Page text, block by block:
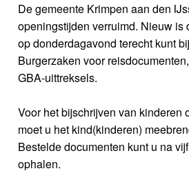
De gemeente Krimpen aan den
openingstijden verruimd. Nieuw is
op donderdagavond terecht kunt
Burgerzaken voor
GBA-uittreksels.
Voor het bijschrijven van kinderen
moet u het kind(kinderen)
Bestelde documenten kunt u na
ophalen.